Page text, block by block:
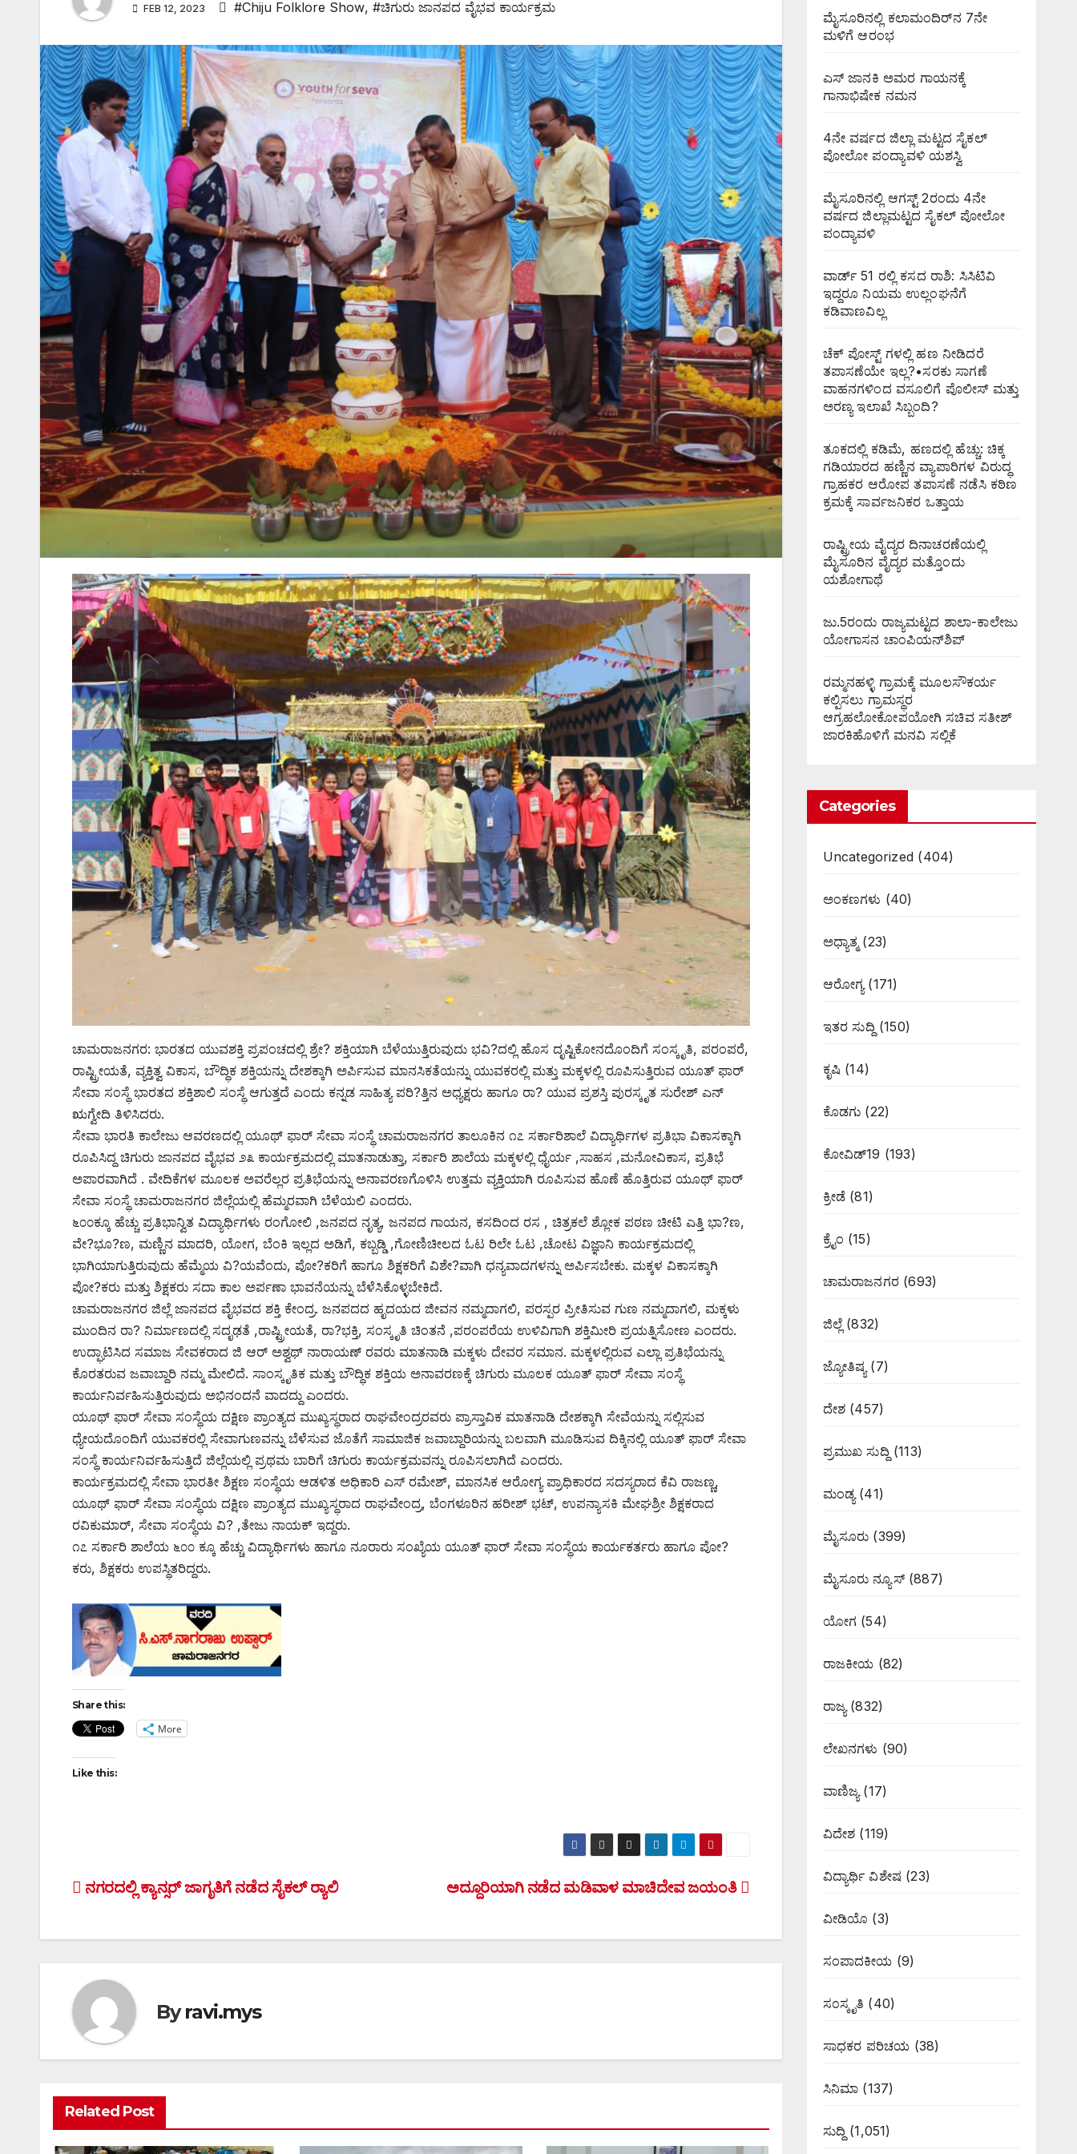
FEB 12, 2023 #Chiju Folklore Show, #ಚಿಗುರು ಜಾನಪದ ವೈಭವ ಕಾರ್ಯಕ್ರಮ
ಚಾಮರಾಜನಗರ: ಭಾರತದ ಯುವಶಕ್ತಿ ಪ್ರಪಂಚದಲ್ಲಿ ಶ್ರೇ? ಶಕ್ತಿಯಾಗಿ ಬೆಳೆಯುತ್ತಿರುವುದು ಭವಿ?ದಲ್ಲಿ ಹೊಸ ದೃಷ್ಟಿಕೋನದೊಂದಿಗೆ ಸಂಸ್ಕೃತಿ, ಪರಂಪರೆ,
ರಾಷ್ಟ್ರೀಯತೆ, ವ್ಯಕ್ತಿತ್ವ ವಿಕಾಸ, ಬೌದ್ಧಿಕ ಶಕ್ತಿಯನ್ನು ದೇಶಕ್ಕಾಗಿ ಅರ್ಪಿಸುವ ಮಾನಸಿಕತೆಯನ್ನು ಯುವಕರಲ್ಲಿ ಮತ್ತು ಮಕ್ಕಳಲ್ಲಿ ರೂಪಿಸುತ್ತಿರುವ ಯೂತ್ ಫಾರ್
ಸೇವಾ ಸಂಸ್ಥೆ ಭಾರತದ ಶಕ್ತಿಶಾಲಿ ಸಂಸ್ಥೆ ಆಗುತ್ತದೆ ಎಂದು ಕನ್ನಡ ಸಾಹಿತ್ಯ ಪರಿ?ತ್ತಿನ ಅಧ್ಯಕ್ಷರು ಹಾಗೂ ರಾ? ಯುವ ಪ್ರಶಸ್ತಿ ಪುರಸ್ಕೃತ ಸುರೇಶ್ ಎನ್
ಋಗ್ವೇದಿ ತಿಳಿಸಿದರು.
ಸೇವಾ ಭಾರತಿ ಕಾಲೇಜು ಆವರಣದಲ್ಲಿ ಯೂಥ್ ಫಾರ್ ಸೇವಾ ಸಂಸ್ಥೆ ಚಾಮರಾಜನಗರ ತಾಲೂಕಿನ ೧೭ ಸರ್ಕಾರಿಶಾಲೆ ವಿದ್ಯಾರ್ಥಿಗಳ ಪ್ರತಿಭಾ ವಿಕಾಸಕ್ಕಾಗಿ
ರೂಪಿಸಿದ್ದ ಚಿಗುರು ಜಾನಪದ ವೈಭವ ೨೩ ಕಾರ್ಯಕ್ರಮದಲ್ಲಿ ಮಾತನಾಡುತ್ತಾ, ಸರ್ಕಾರಿ ಶಾಲೆಯ ಮಕ್ಕಳಲ್ಲಿ ಧೈರ್ಯ ,ಸಾಹಸ ,ಮನೋವಿಕಾಸ, ಪ್ರತಿಭೆ
ಅಪಾರವಾಗಿದೆ . ವೇದಿಕೆಗಳ ಮೂಲಕ ಅವರೆಲ್ಲರ ಪ್ರತಿಭೆಯನ್ನು ಅನಾವರಣಗೊಳಿಸಿ ಉತ್ತಮ ವ್ಯಕ್ತಿಯಾಗಿ ರೂಪಿಸುವ ಹೊಣೆ ಹೊತ್ತಿರುವ ಯೂಥ್ ಫಾರ್
ಸೇವಾ ಸಂಸ್ಥೆ ಚಾಮರಾಜನಗರ ಜಿಲ್ಲೆಯಲ್ಲಿ ಹೆಮ್ಮರವಾಗಿ ಬೆಳೆಯಲಿ ಎಂದರು.
೬೦೦ಕ್ಕೂ ಹೆಚ್ಚು ಪ್ರತಿಭಾನ್ವಿತ ವಿದ್ಯಾರ್ಥಿಗಳು ರಂಗೋಲಿ ,ಜನಪದ ನೃತ್ಯ, ಜನಪದ ಗಾಯನ, ಕಸದಿಂದ ರಸ , ಚಿತ್ರಕಲೆ ಶ್ಲೋಕ ಪಠಣ ಚೀಟಿ ಎತ್ತಿ ಭಾ?ಣ,
ವೇ?ಭೂ?ಣ, ಮಣ್ಣಿನ ಮಾದರಿ, ಯೋಗ, ಬೆಂಕಿ ಇಲ್ಲದ ಅಡಿಗೆ, ಕಬ್ಬಡ್ಡಿ ,ಗೋಣಿಚೀಲದ ಓಟ ರಿಲೇ ಓಟ ,ಚೋಟ ವಿಜ್ಞಾನಿ ಕಾರ್ಯಕ್ರಮದಲ್ಲಿ
ಭಾಗಿಯಾಗುತ್ತಿರುವುದು ಹೆಮ್ಮೆಯ ವಿ?ಯವೆಂದು, ಪೋ?ಕರಿಗೆ ಹಾಗೂ ಶಿಕ್ಷಕರಿಗೆ ವಿಶೇ?ವಾಗಿ ಧನ್ಯವಾದಗಳನ್ನು ಅರ್ಪಿಸಬೇಕು. ಮಕ್ಕಳ ವಿಕಾಸಕ್ಕಾಗಿ
ಪೋ?ಕರು ಮತ್ತು ಶಿಕ್ಷಕರು ಸದಾ ಕಾಲ ಅರ್ಪಣಾ ಭಾವನೆಯನ್ನು ಬೆಳೆಸಿಕೊಳ್ಳಬೇಕಿದೆ.
ಚಾಮರಾಜನಗರ ಜಿಲ್ಲೆ ಜಾನಪದ ವೈಭವದ ಶಕ್ತಿ ಕೇಂದ್ರ. ಜನಪದದ ಹೃದಯದ ಜೀವನ ನಮ್ಮದಾಗಲಿ, ಪರಸ್ಪರ ಪ್ರೀತಿಸುವ ಗುಣ ನಮ್ಮದಾಗಲಿ, ಮಕ್ಕಳು
ಮುಂದಿನ ರಾ? ನಿರ್ಮಾಣದಲ್ಲಿ ಸದೃಢತೆ ,ರಾಷ್ಟ್ರೀಯತೆ, ರಾ?ಭಕ್ತಿ, ಸಂಸ್ಕೃತಿ ಚಿಂತನೆ ,ಪರಂಪರೆಯ ಉಳಿವಿಗಾಗಿ ಶಕ್ತಿಮೀರಿ ಪ್ರಯತ್ನಿಸೋಣ ಎಂದರು.
ಉದ್ಘಾಟಿಸಿದ ಸಮಾಜ ಸೇವಕರಾದ ಜಿ ಆರ್ ಅಶ್ವಥ್ ನಾರಾಯಣ್ ರವರು ಮಾತನಾಡಿ ಮಕ್ಕಳು ದೇವರ ಸಮಾನ. ಮಕ್ಕಳಲ್ಲಿರುವ ಎಲ್ಲಾ ಪ್ರತಿಭೆಯನ್ನು
ಕೊರತರುವ ಜವಾಬ್ದಾರಿ ನಮ್ಮ ಮೇಲಿದೆ. ಸಾಂಸ್ಕೃತಿಕ ಮತ್ತು ಬೌದ್ಧಿಕ ಶಕ್ತಿಯ ಅನಾವರಣಕ್ಕೆ ಚಿಗುರು ಮೂಲಕ ಯೂತ್ ಫಾರ್ ಸೇವಾ ಸಂಸ್ಥೆ
ಕಾರ್ಯನಿರ್ವಹಿಸುತ್ತಿರುವುದು ಅಭಿನಂದನೆ ವಾದದ್ದು ಎಂದರು.
ಯೂಥ್ ಫಾರ್ ಸೇವಾ ಸಂಸ್ಥೆಯ ದಕ್ಷಿಣ ಪ್ರಾಂತ್ಯದ ಮುಖ್ಯಸ್ಥರಾದ ರಾಘವೇಂದ್ರರವರು ಪ್ರಾಸ್ತಾವಿಕ ಮಾತನಾಡಿ ದೇಶಕ್ಕಾಗಿ ಸೇವೆಯನ್ನು ಸಲ್ಲಿಸುವ
ಧ್ಯೇಯದೊಂದಿಗೆ ಯುವಕರಲ್ಲಿ ಸೇವಾಗುಣವನ್ನು ಬೆಳೆಸುವ ಜೊತೆಗೆ ಸಾಮಾಜಿಕ ಜವಾಬ್ದಾರಿಯನ್ನು ಬಲವಾಗಿ ಮೂಡಿಸುವ ದಿಕ್ಕಿನಲ್ಲಿ ಯೂತ್ ಫಾರ್ ಸೇವಾ
ಸಂಸ್ಥೆ ಕಾರ್ಯನಿರ್ವಹಿಸುತ್ತಿದೆ ಜಿಲ್ಲೆಯಲ್ಲಿ ಪ್ರಥಮ ಬಾರಿಗೆ ಚಿಗುರು ಕಾರ್ಯಕ್ರಮವನ್ನು ರೂಪಿಸಲಾಗಿದೆ ಎಂದರು.
ಕಾರ್ಯಕ್ರಮದಲ್ಲಿ ಸೇವಾ ಭಾರತೀ ಶಿಕ್ಷಣ ಸಂಸ್ಥೆಯ ಆಡಳಿತ ಅಧಿಕಾರಿ ಎಸ್ ರಮೇಶ್, ಮಾನಸಿಕ ಆರೋಗ್ಯ ಪ್ರಾಧಿಕಾರದ ಸದಸ್ಯರಾದ ಕೆವಿ ರಾಜಣ್ಣ,
ಯೂಥ್ ಫಾರ್ ಸೇವಾ ಸಂಸ್ಥೆಯ ದಕ್ಷಿಣ ಪ್ರಾಂತ್ಯದ ಮುಖ್ಯಸ್ಥರಾದ ರಾಘವೇಂದ್ರ, ಬೆಂಗಳೂರಿನ ಹರೀಶ್ ಭಟ್, ಉಪನ್ಯಾಸಕಿ ಮೇಘಶ್ರೀ ಶಿಕ್ಷಕರಾದ
ರವಿಕುಮಾರ್, ಸೇವಾ ಸಂಸ್ಥೆಯ ವಿ? ,ತೇಜು ನಾಯಕ್ ಇದ್ದರು.
೧೭ ಸರ್ಕಾರಿ ಶಾಲೆಯ ೬೦೦ ಕ್ಕೂ ಹೆಚ್ಚು ವಿದ್ಯಾರ್ಥಿಗಳು ಹಾಗೂ ನೂರಾರು ಸಂಖ್ಯೆಯ ಯೂತ್ ಫಾರ್ ಸೇವಾ ಸಂಸ್ಥೆಯ ಕಾರ್ಯಕರ್ತರು ಹಾಗೂ ಪೋ?
ಕರು, ಶಿಕ್ಷಕರು ಉಪಸ್ಥಿತರಿದ್ದರು.
Share this:
More
Like this:
Post
ಅದ್ದೂರಿಯಾಗಿ ನಡೆದ ಮಡಿವಾಳ ಮಾಚಿದೇವ ಜಯಂತಿ
ನಗರದಲ್ಲಿ ಕ್ಯಾನ್ಸರ್ ಜಾಗೃತಿಗೆ ನಡೆದ ಸೈಕಲ್ ರ್‍ಯಾಲಿ
Byravi.mys
Related Post
ಮೈಸೂರಿನಲ್ಲಿ ಕಲಾಮಂದಿರ್‌ನ 7ನೇ
ಮಳಿಗೆ ಆರಂಭ
ಎಸ್ ಜಾನಕಿ ಅಮರ ಗಾಯನಕ್ಕೆ
ಗಾನಾಭಿಷೇಕ ನಮನ
4ನೇ ವರ್ಷದ ಜಿಲ್ಲಾ ಮಟ್ಟದ ಸೈಕಲ್
ಪೋಲೋ ಪಂದ್ಯಾವಳಿ ಯಶಸ್ವಿ
ಮೈಸೂರಿನಲ್ಲಿ ಆಗಸ್ಟ್‌ 2ರಂದು 4ನೇ
ವರ್ಷದ ಜಿಲ್ಲಾಮಟ್ಟದ ಸೈಕಲ್ ಪೋಲೋ
ಪಂದ್ಯಾವಳಿ
ವಾರ್ಡ್ 51 ರಲ್ಲಿ ಕಸದ ರಾಶಿ: ಸಿಸಿಟಿವಿ
ಇದ್ದರೂ ನಿಯಮ ಉಲ್ಲಂಘನೆಗೆ
ಕಡಿವಾಣವಿಲ್ಲ
ಚೆಕ್ ಪೋಸ್ಟ್ ಗಳಲ್ಲಿ ಹಣ ನೀಡಿದರೆ
ತಪಾಸಣೆಯೇ ಇಲ್ಲ?•ಸರಕು ಸಾಗಣೆ
ವಾಹನಗಳಿಂದ ವಸೂಲಿಗೆ ಪೊಲೀಸ್ ಮತ್ತು
ಅರಣ್ಯ ಇಲಾಖೆ ಸಿಬ್ಬಂದಿ?
ತೂಕದಲ್ಲಿ ಕಡಿಮೆ, ಹಣದಲ್ಲಿ ಹೆಚ್ಚು: ಚಿಕ್ಕ
ಗಡಿಯಾರದ ಹಣ್ಣಿನ ವ್ಯಾಪಾರಿಗಳ ವಿರುದ್ಧ
ಗ್ರಾಹಕರ ಆರೋಪ ತಪಾಸಣೆ ನಡೆಸಿ ಕಠಿಣ
ಕ್ರಮಕ್ಕೆ ಸಾರ್ವಜನಿಕರ ಒತ್ತಾಯ
ರಾಷ್ಟ್ರೀಯ ವೈದ್ಯರ ದಿನಾಚರಣೆಯಲ್ಲಿ
ಮೈಸೂರಿನ ವೈದ್ಯರ ಮತ್ತೊಂದು
ಯಶೋಗಾಥೆ
ಜು.5ರಂದು ರಾಜ್ಯಮಟ್ಟದ ಶಾಲಾ-ಕಾಲೇಜು
ಯೋಗಾಸನ ಚಾಂಪಿಯನ್‌ಶಿಪ್
ರಮ್ಮನಹಳ್ಳಿ ಗ್ರಾಮಕ್ಕೆ ಮೂಲಸೌಕರ್ಯ
ಕಲ್ಪಿಸಲು ಗ್ರಾಮಸ್ಥರ
ಆಗ್ರಹಲೋಕೋಪಯೋಗಿ ಸಚಿವ ಸತೀಶ್
ಜಾರಕಿಹೊಳಿಗೆ ಮನವಿ ಸಲ್ಲಿಕೆ
Categories
Uncategorized (404)
ಅಂಕಣಗಳು (40)
ಅಧ್ಯಾತ್ಮ(23)
ಆರೋಗ್ಯ(171)
ಇತರ ಸುದ್ದಿ (150)
ಕೃಷಿ (14)
ಕೊಡಗು (22)
ಕೋವಿಡ್19 (193)
ಕ್ರೀಡೆ(81)
ಕ್ರೈಂ (15)
ಚಾಮರಾಜನಗರ(693)
ಜಿಲ್ಲೆ(832)
ಜ್ಯೋತಿಷ್ಯ (7)
ದೇಶ(457)
ಪ್ರಮುಖ ಸುದ್ದಿ (113)
ಮಂಡ್ಯ(41)
ಮೈಸೂರು (399)
ಮೈಸೂರು ನ್ಯೂಸ್(887)
ಯೋಗ (54)
ರಾಜಕೀಯ (82)
ರಾಜ್ಯ(832)
ಲೇಖನಗಳು (90)
ವಾಣಿಜ್ಯ(17)
ವಿದೇಶ (119)
ವಿದ್ಯಾರ್ಥಿ ವಿಶೇಷ (23)
ವೀಡಿಯೊ (3)
ಸಂಪಾದಕೀಯ (9)
ಸಂಸ್ಕೃತಿ (40)
ಸಾಧಕರ ಪರಿಚಯ (38)
ಸಿನಿಮಾ (137)
ಸುದ್ದಿ (1,051)